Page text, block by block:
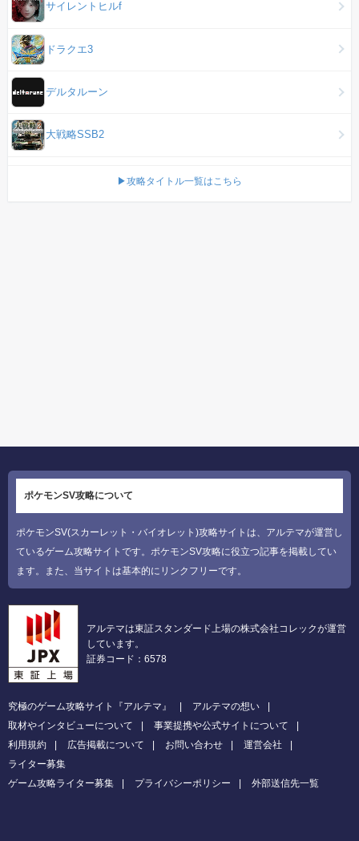
サイレントヒルf
ドラクエ3
デルタルーン
大戦略SSB2
▶攻略タイトル一覧はこちら
ポケモンSV攻略について
ポケモンSV(スカーレット・バイオレット)攻略サイトは、アルテマが運営し
ているゲーム攻略サイトです。ポケモンSV攻略に役立つ記事を掲載してい
ます。また、当サイトは基本的にリンクフリーです。
アルテマは東証スタンダード上場の株式会社コレックが運営
しています。
証券コード：6578
究極のゲーム攻略サイト『アルテマ』
アルテマの想い
取材やインタビューについて
事業提携や公式サイトについて
利用規約
広告掲載について お問い合わせ
運営会社
ライター募集
ゲーム攻略ライター募集
プライバシーポリシー 外部送信先一覧